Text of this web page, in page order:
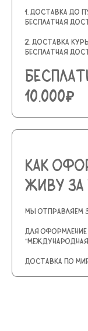
1. Доставка до
Бесплатная
2. Доставка
Бесплатная
10.000₽
Как
живу за
Мы отправляем
Для
Доставка по